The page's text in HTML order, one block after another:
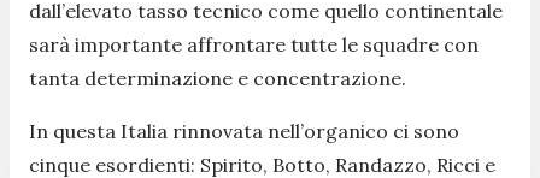
dall’elevato tasso tecnico come quello continentale
sarà importante affrontare tutte le squadre con
tanta determinazione e concentrazione.
In questa Italia rinnovata nell’organico ci sono
cinque esordienti: Spirito, Botto, Randazzo, Ricci e